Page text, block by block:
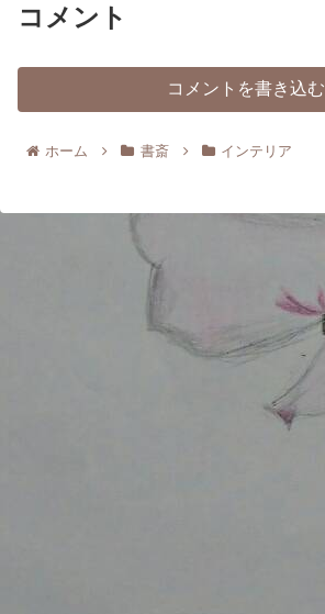
コメント
コメントを書き込む
ホーム 書斎 インテリア